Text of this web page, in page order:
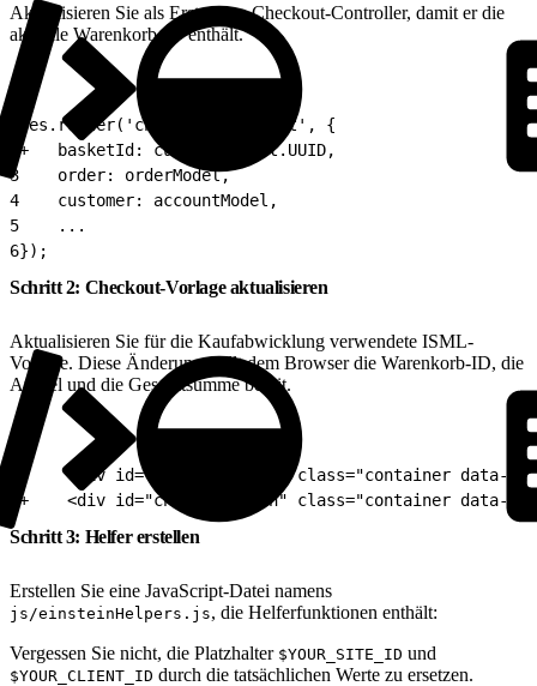
Aktualisieren Sie als Erstes den Checkout-Controller, damit er die
aktuelle Warenkorb-ID enthält.
res.render('checkout/checkout', {
+   basketId: currentBasket.UUID,
3
    order: orderModel,
4
    customer: accountModel,
5
    ...
6});
Schritt 2: Checkout-Vorlage aktualisieren
Aktualisieren Sie für die Kaufabwicklung verwendete ISML-
Vorlage. Diese Änderung stellt dem Browser die Warenkorb-ID, die
Artikel und die Gesamtsumme bereit.
-    <div id="checkout-main" class="container data-
+    <div id="checkout-main" class="container data-
Schritt 3: Helfer erstellen
Erstellen Sie eine JavaScript-Datei namens
js/einsteinHelpers.js, die Helferfunktionen enthält:
Vergessen Sie nicht, die Platzhalter $YOUR_SITE_ID und
$YOUR_CLIENT_ID durch die tatsächlichen Werte zu ersetzen.